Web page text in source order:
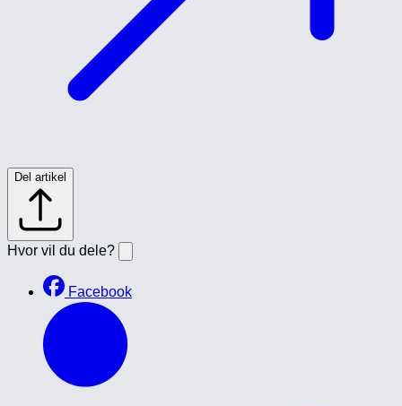
Del artikel
Hvor vil du dele?
Facebook